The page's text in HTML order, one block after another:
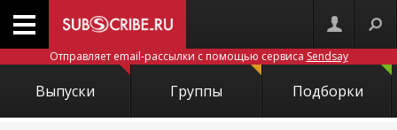
Отправляет email-рассылки с помощью сервиса Sendsay
Выпуски Группы Подборки